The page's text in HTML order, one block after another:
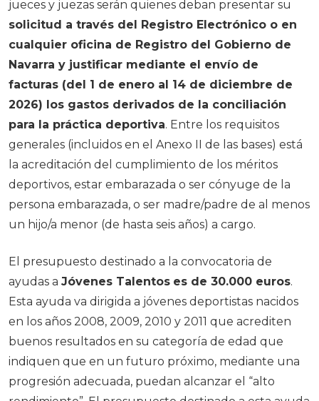
jueces y juezas serán quienes deban presentar su
solicitud a través del Registro Electrónico o en
cualquier oficina de Registro del Gobierno de
Navarra y justificar mediante el envío de
facturas (del 1 de enero al 14 de diciembre de
2026) los gastos derivados de la conciliación
para la práctica deportiva. Entre los requisitos
generales (incluidos en el Anexo II de las bases) está
la acreditación del cumplimiento de los méritos
deportivos, estar embarazada o ser cónyuge de la
persona embarazada, o ser madre/padre de al menos
un hijo/a menor (de hasta seis años) a cargo.
El presupuesto destinado a la convocatoria de
ayudas a Jóvenes Talentos es de 30.000 euros.
Esta ayuda va dirigida a jóvenes deportistas nacidos
en los años 2008, 2009, 2010 y 2011 que acrediten
buenos resultados en su categoría de edad que
indiquen que en un futuro próximo, mediante una
progresión adecuada, puedan alcanzar el “alto